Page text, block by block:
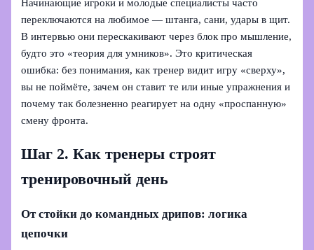
Начинающие игроки и молодые специалисты часто
переключаются на любимое — штанга, сани, удары в щит.
В интервью они перескакивают через блок про мышление,
будто это «теория для умников». Это критическая
ошибка: без понимания, как тренер видит игру «сверху»,
вы не поймёте, зачем он ставит те или иные упражнения и
почему так болезненно реагирует на одну «проспанную»
смену фронта.
Шаг 2. Как тренеры строят
тренировочный день
От стойки до командных дрипов: логика
цепочки